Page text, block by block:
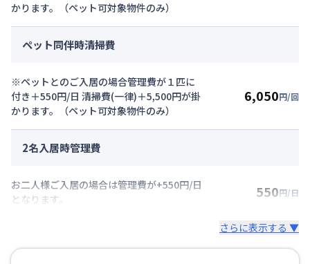
かります。（ペット可対象物件のみ）
ペット同伴時清掃費
※ペットとのご入居の場合管理費が１匹に
付き＋550円/日 清掃費(一律)＋5,500円が掛
かります。（ペット可対象物件のみ）
6,050円/回
2名入居時管理費
お二人様ご入居の場合は管理費が+550円/日
となります。
550円/日
さらに表示する ▼